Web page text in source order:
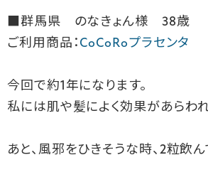
■群馬県 のなきょん様 38歳
ご利用商品： CoCoRoプラセンタ
今回で約1年になります。
私には肌や髪によく効果があらわれ
あと、風邪をひきそうな時、2粒飲ん